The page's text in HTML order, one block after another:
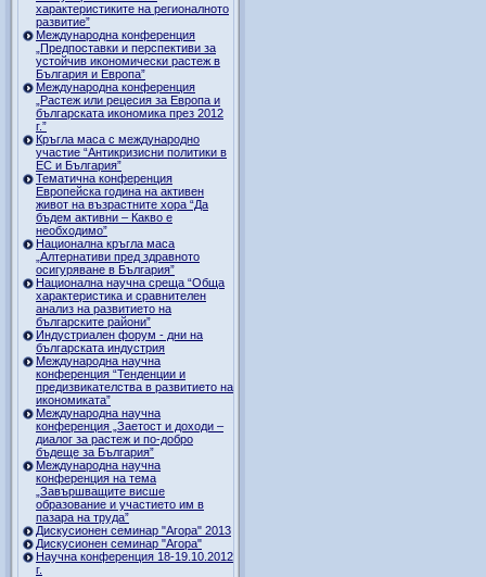
характеристиките на регионалното
развитие”
Международна конференция
„Предпоставки и перспективи за
устойчив икономически растеж в
България и Европа”
Международна конференция
„Растеж или рецесия за Европа и
българската икономика през 2012
г.”
Кръгла маса с международно
участие “Антикризисни политики в
ЕС и България”
Тематична конференция
Европейска година на активен
живот на възрастните хора “Да
бъдем активни – Какво е
необходимо”
Национална кръгла маса
„Алтернативи пред здравното
осигуряване в България”
Национална научна среща “Обща
характеристика и сравнителен
анализ на развитието на
българските райони”
Индустриален форум - дни на
българската индустрия
Международна научна
конференция “Тенденции и
предизвикателства в развитието на
икономиката”
Международна научна
конференция „Заетост и доходи –
диалог за растеж и по-добро
бъдеще за България”
Международна научна
конференция на тема
„Завършващите висше
образование и участието им в
пазара на труда”
Дискусионен семинар "Агора" 2013
Дискусионен семинар "Агора"
Научна конференция 18-19.10.2012
г.